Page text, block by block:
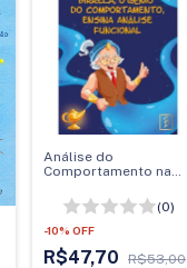
Análise do
Comportamento na
(0)
-10% OFF
R$47,70
R$53,00